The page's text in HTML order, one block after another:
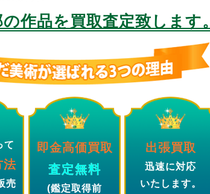
作品を買取査定致します。
て
法
売
即金高価買取
査定無料
(鑑定取得前
出張買取
迅速に対応
いたします。